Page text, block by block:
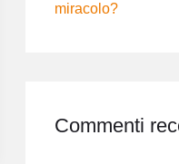
miracolo?
Commenti